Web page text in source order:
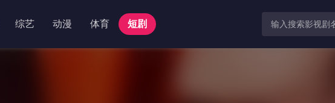
综艺 动漫 体育 短剧